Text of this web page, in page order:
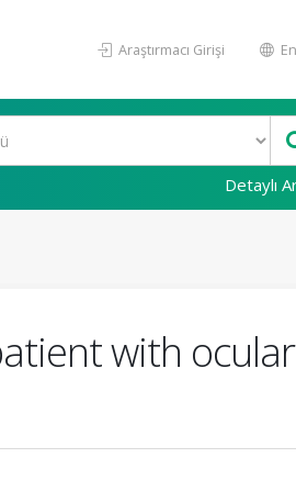
Araştırmacı Girişi
Detaylı
with ocular